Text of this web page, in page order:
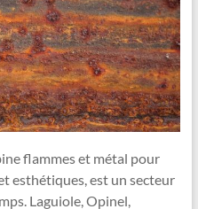
flammes et métal pour
esthétiques, est un secteur
Laguiole, Opinel,